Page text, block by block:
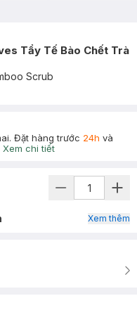
Tẩy Tế Bào Chết Trà
Scrub
Đặt hàng trước 24h và
Xem chi tiết
Xem thêm